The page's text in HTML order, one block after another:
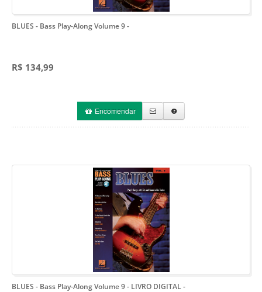
BLUES - Bass Play-Along Volume 9-
R$ 134,99
Encomendar
BLUES - Bass Play-Along Volume 9 - LIVRO DIGITAL-